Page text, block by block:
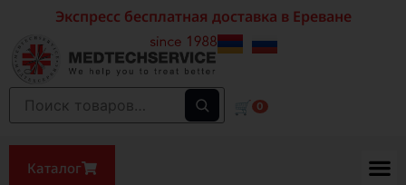
Экспресс бесплатная доставка в Ереване
🛒 0
Каталог